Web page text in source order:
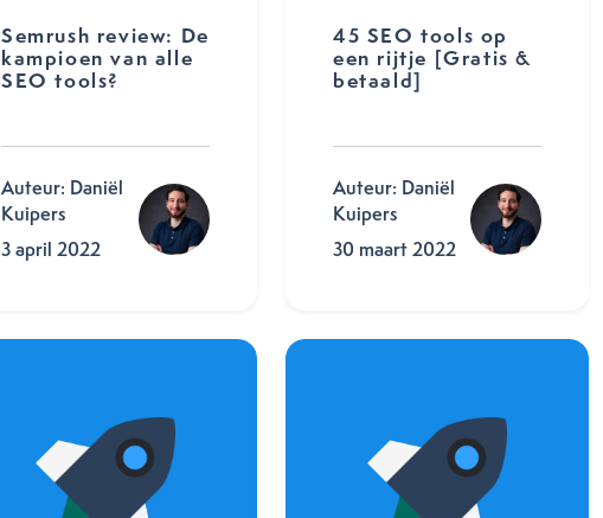
Semrush review: De
kampioen van alle
SEO tools?
Auteur: Daniël
Kuipers
3 april 2022
45 SEO tools op
een rijtje [Gratis &
betaald]
Auteur: Daniël
Kuipers
30 maart 2022